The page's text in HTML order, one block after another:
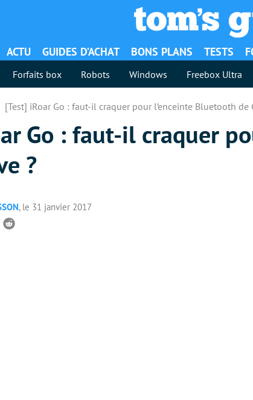
ACTU GUIDES D’ACHAT BONS PLANS TESTS
Forfaits box Robots Windows Freebox Ultra
[Test] iRoar Go : faut-il craquer pour l’enceinte Bluetooth de
Go : faut-il craquer
?
, le 31 janvier 2017
Reddit